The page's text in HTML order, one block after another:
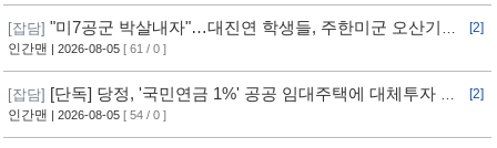
[잡담] "미7공군 박살내자"…대진연 학생들, 주한미군 오산기지
무단침입 [영상]
[2]
인간맨 | 2026-08-05 [ 61 / 0 ]
[잡담] [단독] 당정, '국민연금 1%' 공공 임대주택에 대체투자 검
토
[2]
인간맨 | 2026-08-05 [ 54 / 0 ]